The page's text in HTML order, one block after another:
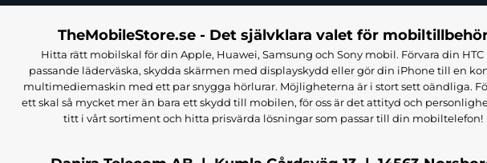
TheMobileStore.se - Det självklara valet för
Hitta rätt mobilskal för din Apple, Huawei, Samsung och Sony mobil. Förvara din HTC
passande läderväska, skydda skärmen med displayskydd eller gör din iPhone till en
multimediemaskin med ett par snygga hörlurar. Möjligheterna är i stort sett oändliga.
ett skal så mycket mer än bara ett skydd till mobilen, för oss är det attityd och
titt i vårt sortiment och hitta prisvärda lösningar som passar till din mobiltelefon!